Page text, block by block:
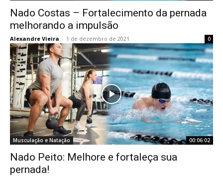
Nado Costas – Fortalecimento da pernada
melhorando a impulsão
Alexandre Vieira - 1 de dezembro de 2021 0
Musculação e Natação 00:06:02
Nado Peito: Melhore e fortaleça sua
pernada!